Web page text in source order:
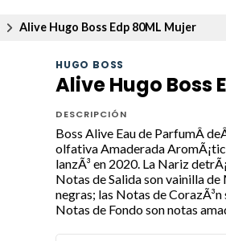
Alive Hugo Boss Edp 80ML Mujer
HUGO BOSS
Alive Hugo Boss
DESCRIPCIÓN
Boss Alive Eau de ParfumÂ
olfativa Amaderada
lanzÃ³ en 2020. La Nariz
Notas de Salida son vainilla de
negras; las Notas de
Notas de Fondo son notas